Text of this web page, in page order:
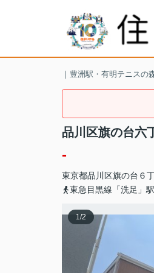
｜豊洲駅・有明テニスの
品川区旗の台六
-
東京都品川区旗の台 ６
東急目黒線「洗足」
1/2